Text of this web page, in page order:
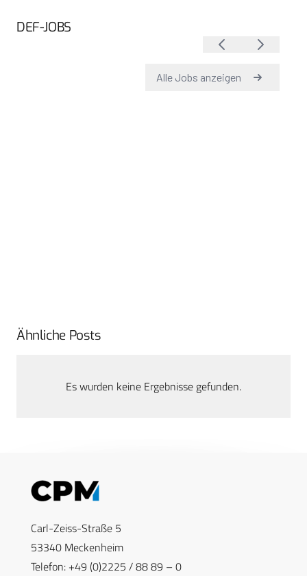
DEF-JOBS
Ähnliche Posts
Es wurden keine Ergebnisse gefunden.
Carl-Zeiss-Straße 5
53340 Meckenheim
Telefon: +49 (0)2225 / 88 89 – 0